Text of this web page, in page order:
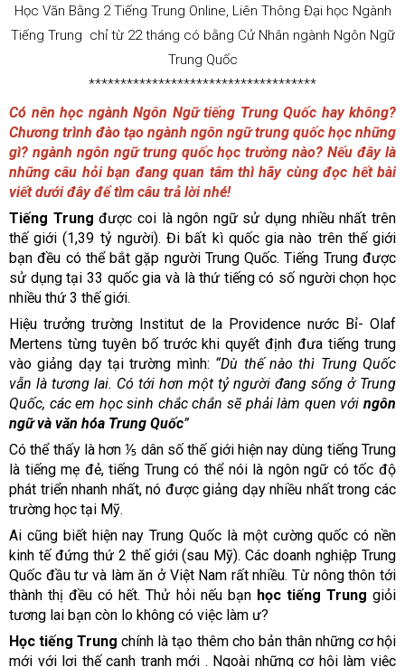
Học Văn Bằng 2 Tiếng Trung Online, Liên Thông Đại học Ngành
Tiếng Trung chỉ từ 22 tháng có bằng Cử Nhân ngành Ngôn Ngữ
Trung Quốc
************************************
Có nên học ngành Ngôn Ngữ tiếng Trung Quốc hay không?
Chương trình đào tạo ngành ngôn ngữ trung quốc học những
gì? ngành ngôn ngữ trung quốc học trường nào? Nếu đây là
những câu hỏi bạn đang quan tâm thì hãy cùng đọc hết bài
viết dưới đây để tìm câu trả lời nhé!
Tiếng Trung được coi là ngôn ngữ sử dụng nhiều nhất trên
thế giới (1,39 tỷ người). Đi bất kì quốc gia nào trên thế giới
bạn đều có thể bắt gặp người Trung Quốc. Tiếng Trung được
sử dụng tại 33 quốc gia và là thứ tiếng có số người chọn học
nhiều thứ 3 thế giới.
Hiệu trưởng trường Institut de la Providence nước Bỉ- Olaf
Mertens từng tuyên bố trước khi quyết định đưa tiếng trung
vào giảng dạy tại trường mình: “Dù thế nào thì Trung Quốc
vẫn là tương lai. Có tới hơn một tỷ người đang sống ở Trung
Quốc, các em học sinh chắc chắn sẽ phải làm quen với ngôn
ngữ và văn hóa Trung Quốc”
Có thể thấy là hơn ⅕ dân số thế giới hiện nay dùng tiếng Trung
là tiếng mẹ đẻ, tiếng Trung có thể nói là ngôn ngữ có tốc độ
phát triển nhanh nhất, nó được giảng dạy nhiều nhất trong các
trường học tại Mỹ.
Ai cũng biết hiện nay Trung Quốc là một cường quốc có nền
kinh tế đứng thứ 2 thế giới (sau Mỹ). Các doanh nghiệp Trung
Quốc đầu tư và làm ăn ở Việt Nam rất nhiều. Từ nông thôn tới
thành thị đều có hết. Thử hỏi nếu bạn học tiếng Trung giỏi
tương lai bạn còn lo không có việc làm ư?
Học tiếng Trung chính là tạo thêm cho bản thân những cơ hội
mới với lợi thế cạnh tranh mới . Ngoài những cơ hội làm việc